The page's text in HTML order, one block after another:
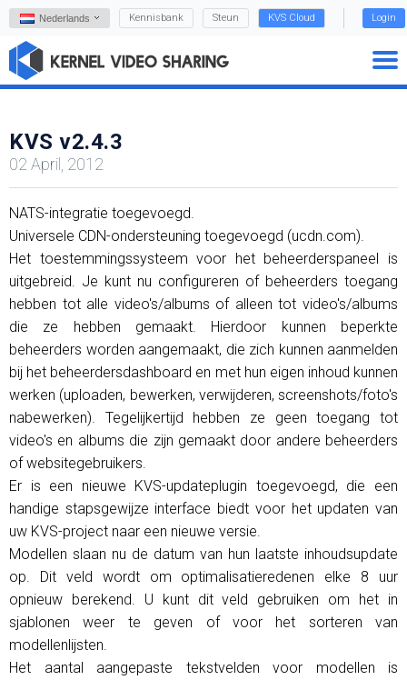
Nederlands Kennisbank Steun KVS Cloud Login
KVS v2.4.3
02 April, 2012
NATS-integratie toegevoegd.
Universele CDN-ondersteuning toegevoegd (ucdn.com).
Het toestemmingssysteem voor het beheerderspaneel is
uitgebreid. Je kunt nu configureren of beheerders toegang
hebben tot alle video's/albums of alleen tot video's/albums
die ze hebben gemaakt. Hierdoor kunnen beperkte
beheerders worden aangemaakt, die zich kunnen aanmelden
bij het beheerdersdashboard en met hun eigen inhoud kunnen
werken (uploaden, bewerken, verwijderen, screenshots/foto's
nabewerken). Tegelijkertijd hebben ze geen toegang tot
video's en albums die zijn gemaakt door andere beheerders
of websitegebruikers.
Er is een nieuwe KVS-updateplugin toegevoegd, die een
handige stapsgewijze interface biedt voor het updaten van
uw KVS-project naar een nieuwe versie.
Modellen slaan nu de datum van hun laatste inhoudsupdate
op. Dit veld wordt om optimalisatieredenen elke 8 uur
opnieuw berekend. U kunt dit veld gebruiken om het in
sjablonen weer te geven of voor het sorteren van
modellenlijsten.
Het aantal aangepaste tekstvelden voor modellen is